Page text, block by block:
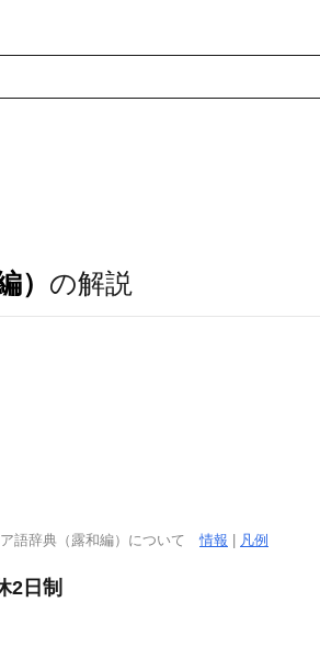
） の解説
ア語辞典（露和編）について情報 凡例
2日制